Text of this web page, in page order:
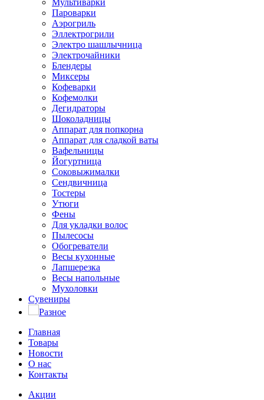
Мультиварки
Пароварки
Аэрогриль
Эллектрогрили
Электро шашлычница
Электрочайники
Блендеры
Миксеры
Кофеварки
Кофемолки
Дегидраторы
Шоколадницы
Аппарат для попкорна
Аппарат для сладкой ваты
Вафельницы
Йогуртница
Соковыжималки
Сендвичница
Тостеры
Утюги
Фены
Для укладки волос
Пылесосы
Обогреватели
Весы кухонные
Лапшерезка
Весы напольные
Мухоловки
Сувениры
Разное
Главная
Товары
Новости
О нас
Контакты
Акции